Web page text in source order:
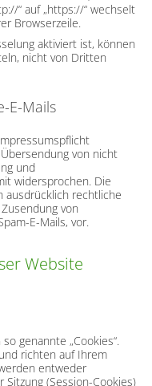
“ auf „https://“ wechselt
Browserzeile.
aktiviert ist, können
nicht von Dritten
E-Mails
von nicht
und
widersprochen. Die
ausdrücklich rechtliche
von
E-Mails, vor.
Website
genannte „Cookies“.
richten auf Ihrem
entweder
(Session-Cookies)